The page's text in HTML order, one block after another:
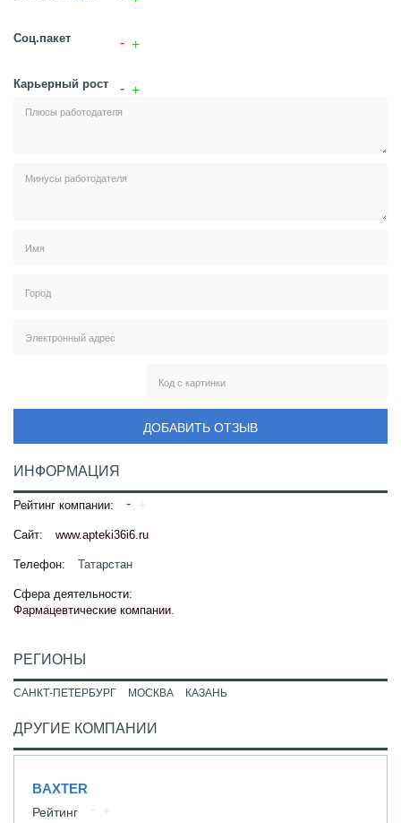
Соц.пакет
Карьерный рост
ДОБАВИТЬ ОТЗЫВ
ИНФОРМАЦИЯ
Рейтинг компании:
Сайт: www.apteki36i6.ru
Телефон: Татарстан
Сфера деятельности:
Фармацевтические компании.
РЕГИОНЫ
САНКТ-ПЕТЕРБУРГ МОСКВА КАЗАНЬ
ДРУГИЕ КОМПАНИИ
BAXTER
Рейтинг